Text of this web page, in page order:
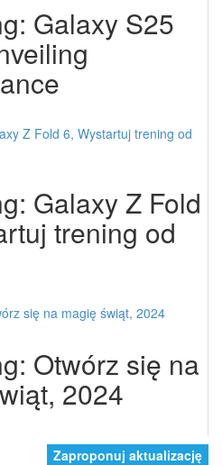
Galaxy S25
Galaxy Z Fold
trening od
Otwórz się na
2024
Zaproponuj aktualizację